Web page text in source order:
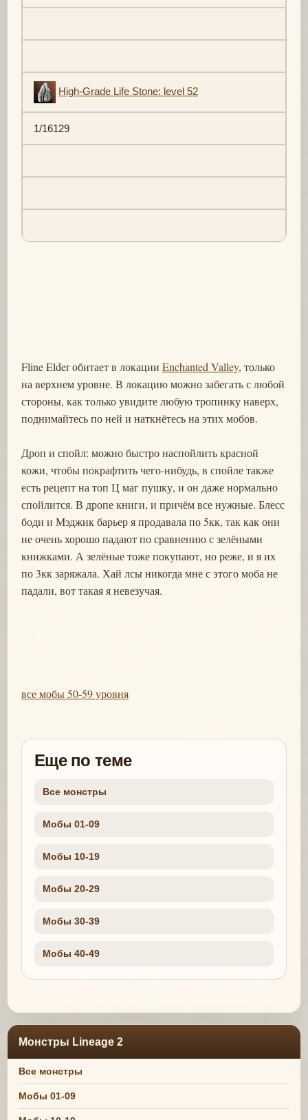
High-Grade Life Stone: level 52
1/16129
Fline Elder обитает в локации Enchanted Valley, только
на верхнем уровне. В локацию можно забегать с любой
стороны, как только увидите любую тропинку наверх,
поднимайтесь по ней и наткнётесь на этих мобов.
Дроп и спойл: можно быстро наспойлить красной
кожи, чтобы покрафтить чего-нибудь, в спойле также
есть рецепт на топ Ц маг пушку, и он даже нормально
спойлится. В дропе книги, и причём все нужные. Блесс
боди и Мэджик барьер я продавала по 5кк, так как они
не очень хорошо падают по сравнению с зелёными
книжками. А зелёные тоже покупают, но реже, и я их
по 3кк заряжала. Хай лсы никогда мне с этого моба не
падали, вот такая я невезучая.
все мобы 50-59 уровня
Еще по теме
Все монстры
Мобы 01-09
Мобы 10-19
Мобы 20-29
Мобы 30-39
Мобы 40-49
Монстры Lineage 2
Все монстры
Мобы 01-09